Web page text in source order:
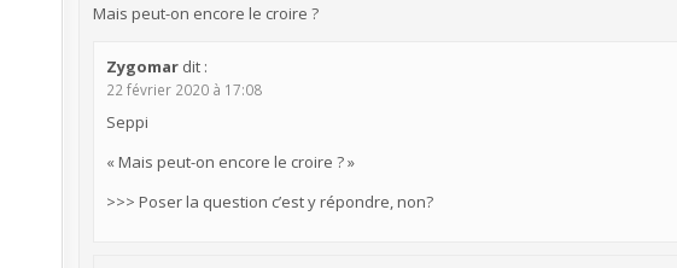
Mais peut-on encore le croire ?
Zygomar dit :
22 février 2020 à 17:08
Seppi
« Mais peut-on encore le croire ? »
>>> Poser la question c’est y répondre, non?